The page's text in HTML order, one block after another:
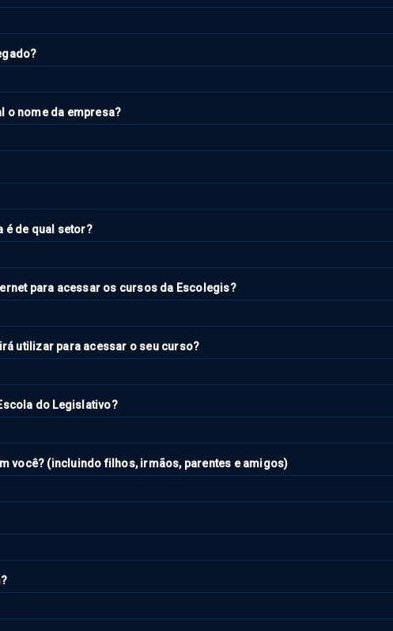
o nome da empresa?
é de qual setor?
para acessar os cursos da Escolegis?
utilizar para acessar o seu curso?
do Legislativo?
você? (incluindo filhos, irmãos, parentes e amigos)